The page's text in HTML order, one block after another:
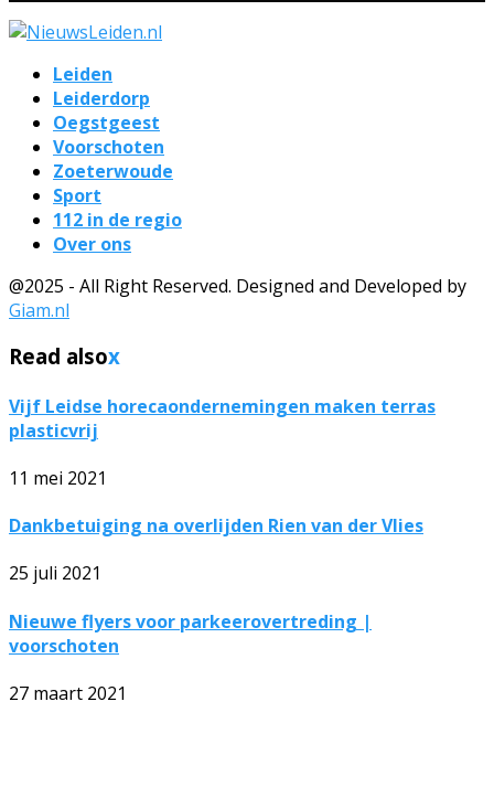
Leiden
Leiderdorp
Oegstgeest
Voorschoten
Zoeterwoude
Sport
112 in de regio
Over ons
@2025 - All Right Reserved. Designed and Developed by
Giam.nl
Read alsox
Vijf Leidse horecaondernemingen maken terras
plasticvrij
11 mei 2021
Dankbetuiging na overlijden Rien van der Vlies
25 juli 2021
Nieuwe flyers voor parkeerovertreding |
voorschoten
27 maart 2021